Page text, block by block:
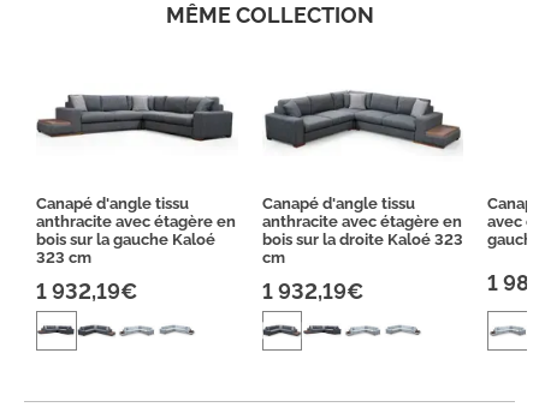
MÊME COLLECTION
Canapé d'angle tissu
anthracite avec étagère en
bois sur la gauche Kaloé
323 cm
1 932,19€
Canapé d'angle tissu
anthracite avec étagère en
bois sur la droite Kaloé 323
cm
1 932,19€
avec
1